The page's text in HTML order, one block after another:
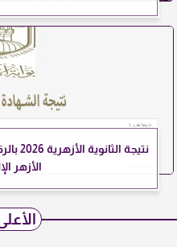
نتيجة
الأزهر